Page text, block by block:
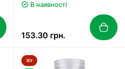
В наявності
153.30 грн.
Хіт